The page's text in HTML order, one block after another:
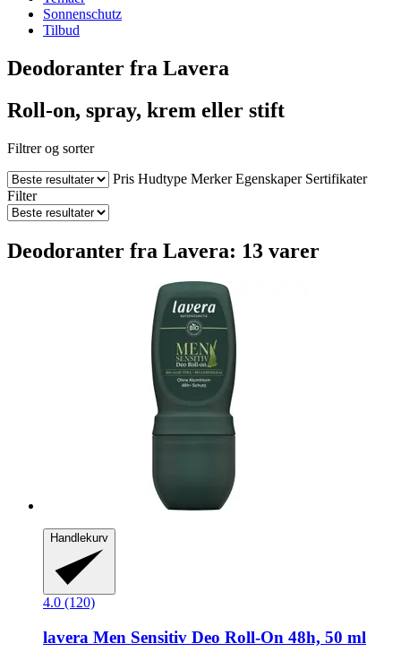
Sonnenschutz
Tilbud
Deodoranter fra Lavera
Roll-on, spray, krem eller stift
Filtrer og sorter
Pris Hudtype Merker Egenskaper Sertifikater
Filter
Deodoranter fra Lavera: 13 varer
Handlekurv
4.0 (120)
lavera Men Sensitiv Deo Roll-​On 48h, 50 ml